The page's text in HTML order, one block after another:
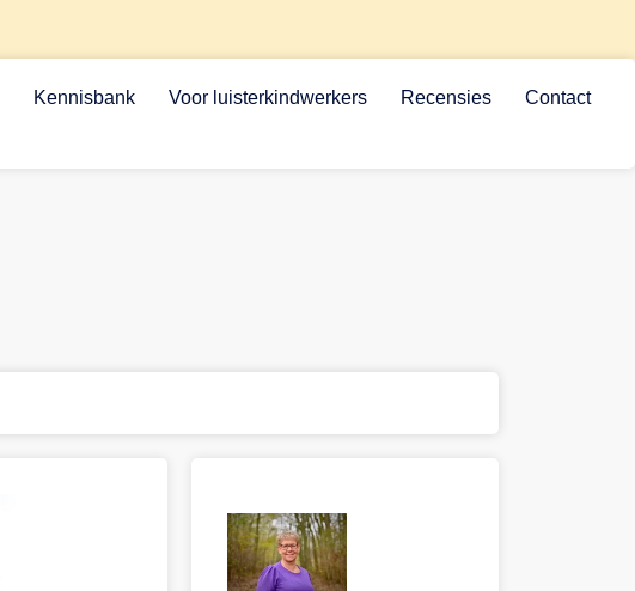
Kennisbank Voor luisterkindwerkers Recensies Contact